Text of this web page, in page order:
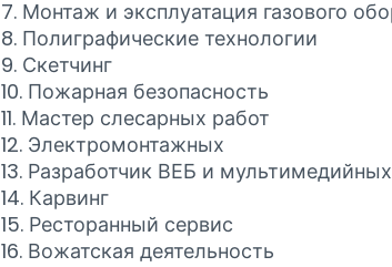
7. Монтаж и эксплуатация газового
8. Полиграфические технологии
9. Скетчинг
10. Пожарная безопасность
11. Мастер слесарных работ
12. Электромонтажных
13. Разработчик ВЕБ и
14. Карвинг
15. Ресторанный сервис
16. Вожатская деятельность